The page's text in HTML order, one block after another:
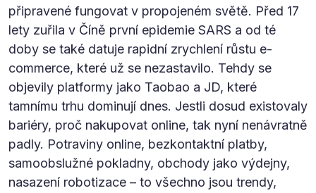
připravené fungovat v propojeném světě. Před 17
lety zuřila v Číně první epidemie SARS a od té
doby se také datuje rapidní zrychlení růstu e-
commerce, které už se nezastavilo. Tehdy se
objevily platformy jako Taobao a JD, které
tamnímu trhu dominují dnes. Jestli dosud existovaly
bariéry, proč nakupovat online, tak nyní nenávratně
padly. Potraviny online, bezkontaktní platby,
samoobslužné pokladny, obchody jako výdejny,
nasazení robotizace – to všechno jsou trendy,